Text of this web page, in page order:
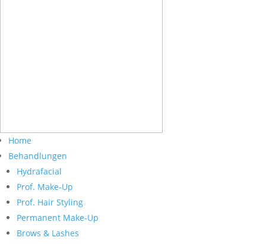
Home
Behandlungen
Hydrafacial
Prof. Make-Up
Prof. Hair Styling
Permanent Make-Up
Brows & Lashes